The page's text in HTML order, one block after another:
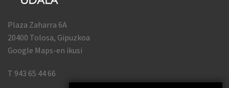
Plaza Zaharra 6A
20400 Tolosa, Gipuzkoa
Google Maps-en ikusi
T 943 65 44 66